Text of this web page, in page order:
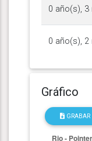
0 año(s), 3
0 año(s), 2
Gráfico
GRABAR